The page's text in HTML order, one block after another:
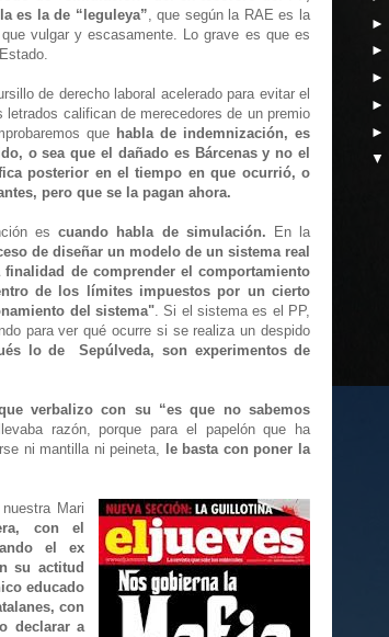
es la de “leguleya”, que según la RAE es la
vulgar y escasamente. Lo grave es que es
de derecho laboral acelerado para evitar el
califican de merecedores de un premio
que habla de indemnización, es
o sea que el dañado es Bárcenas y no el
posterior en el tiempo en que ocurrió, o
pero que se la pagan ahora.
escuando habla de simulación. En la
de diseñar un modelo de un sistema real
de comprender el comportamiento
de los límites impuestos por un cierto
del sistema". Si el sistema es el PP,
para ver qué ocurre si se realiza un despido
lo de
Sepúlveda, son experimentos de
verbalizo con su “es que no sabemos
razón, porque para el papelón que ha
ni mantilla ni peineta,
le basta con poner la
Mari
con el
el ex
su actitud
educado
con
declarar a
►
►
►
►
►
▼